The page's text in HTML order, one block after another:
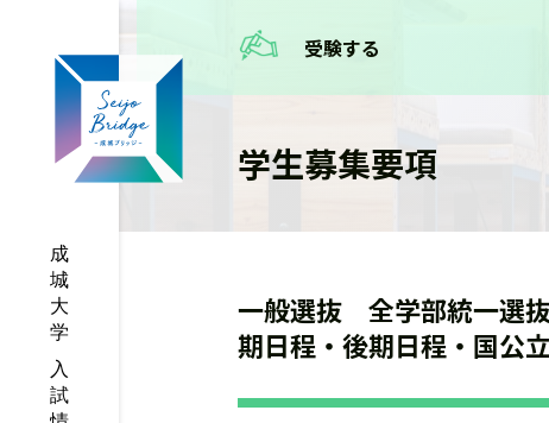
受験する
学生募集要項
一般選抜 全学部統一選
期日程・後期日程・国公